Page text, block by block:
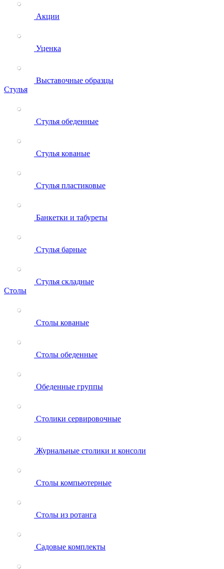
Акции
Уценка
Выставочные образцы
Стулья
Стулья обеденные
Стулья кованые
Стулья пластиковые
Банкетки и табуреты
Стулья барные
Стулья складные
Столы
Столы кованые
Столы обеденные
Обеденные группы
Столики сервировочные
Журнальные столики и консоли
Столы компьютерные
Столы из ротанга
Садовые комплекты